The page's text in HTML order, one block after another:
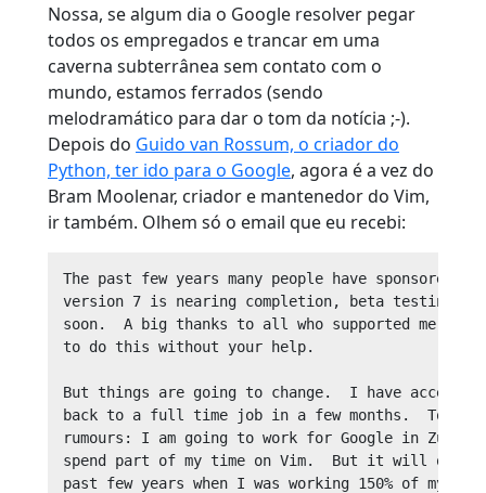
Nossa, se algum dia o Google resolver pegar
todos os empregados e trancar em uma
caverna subterrânea sem contato com o
mundo, estamos ferrados (sendo
melodramático para dar o tom da notícia ;-).
Depois do Guido van Rossum, o criador do
Python, ter ido para o Google, agora é a vez do
Bram Moolenar, criador e mantenedor do Vim,
ir também. Olhem só o email que eu recebi:
The past few years many people have sponsored
version 7 is nearing completion, beta testing
soon.  A big thanks to all who supported me!  I
to do this without your help.
But things are going to change.  I have
back to a full time job in a few months.  To
rumours: I am going to work for Google in
spend part of my time on Vim.  But it will
past few years when I was working 150% of my